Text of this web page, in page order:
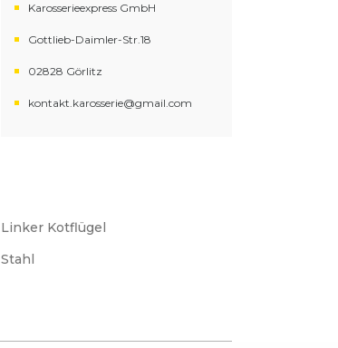
Karosserieexpress GmbH
Gottlieb-Daimler-Str.18
02828 Görlitz
kontakt.karosserie@gmail.com
Linker Kotflügel
Stahl